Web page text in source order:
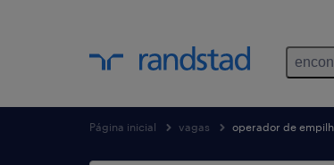
Página inicial vagas operador de